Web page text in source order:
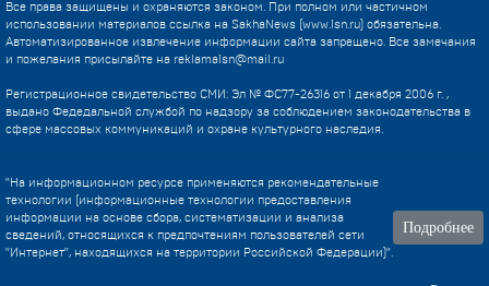
Все права защищены и охраняются законом. При полном или частичном
использовании материалов ссылка на SakhaNews (www.1sn.ru) обязательна.
Автоматизированное извлечение информации сайта запрещено. Все замечания
и пожелания присылайте на reklama1sn@mail.ru
Регистрационное свидетельство СМИ: Эл № ФС77-26316 от 1 декабря 2006 г. ,
выдано Федедальной службой по надзору за соблюдением законодательства в
сфере массовых коммуникаций и охране культурного наследия.
"На информационном ресурсе применяются рекомендательные
технологии (информационные технологии предоставления
информации на основе сбора, систематизации и анализа
сведений, относящихся к предпочтениям пользователей сети
"Интернет", находящихся на территории Российской Федерации)".
Подробнее